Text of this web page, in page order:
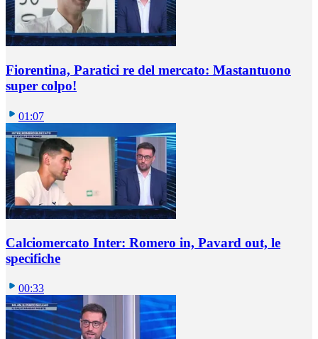
Fiorentina, Paratici re del mercato: Mastantuono
super colpo!
01:07
Calciomercato Inter: Romero in, Pavard out, le
specifiche
00:33